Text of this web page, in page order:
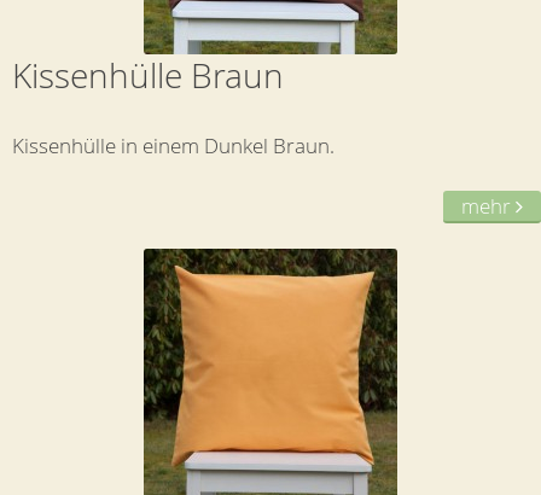
Kissenhülle Braun
Kissenhülle in einem Dunkel Braun.
mehr